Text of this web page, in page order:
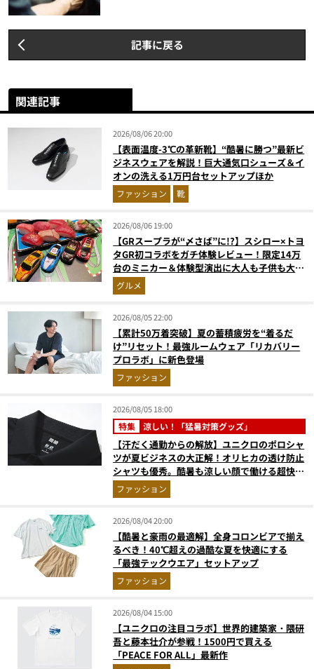
記事に戻る
関連記事
2026/08/06 20:00
【表面温度-3℃の革新靴】“酷暑に勝つ”最新ビ
ジネスウェアを解説！巨大通気口シューズ＆イ
オンの洗える1万円台セットアップほか
ファッション 靴
2026/08/06 19:00
【GRスープラが“〆さば”に!?】スシロー×トヨ
タGR初コラボをガチ体験レビュー！限定14万
台のミニカー＆体験型演出に大人も子供も大興
奮間違いなし
グルメ
2026/08/05 22:00
【累計50万着突破】夏の蓄積疲労を“着るだ
け”リセット！最強ルームウェア「リカバリー
プロラボ」に新色登場
ファッション
2026/08/05 18:00
特集 涼しい！「猛暑対策グッズ」
【汗だく通勤からの解放】ユニクロのポロシャ
ツが夏ビジネスの大正解！オリヒカの透け防止
シャツも優秀。酷暑も涼しい顔で働ける超快適
ウエアの実力
ファッション
2026/08/04 20:00
【酷暑と豪雨の最適解】全身コロンビアで揃え
るべき！40℃超えの過酷な夏を快適にする
「最強テックウエア」セットアップ
ファッション
2026/08/04 15:00
【ユニクロの注目コラボ】世界的建築家・隈研
吾と藤本壮介が参戦！1500円で買える
「PEACE FOR ALL」最新作